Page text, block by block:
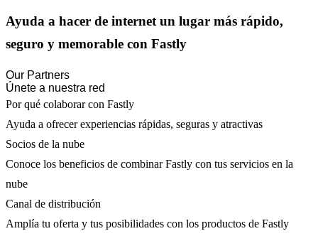
Ayuda a hacer de internet un lugar más rápido,
seguro y memorable con Fastly
Our Partners
Únete a nuestra red
Por qué colaborar con Fastly
Ayuda a ofrecer experiencias rápidas, seguras y atractivas
Socios de la nube
Conoce los beneficios de combinar Fastly con tus servicios en la
nube
Canal de distribución
Amplía tu oferta y tus posibilidades con los productos de Fastly